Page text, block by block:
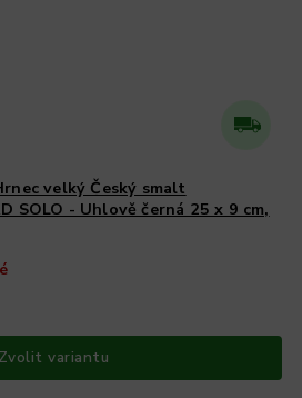
velký Český smalt
SOLO - Uhlově černá 25 x 9 cm,
Zvolit variantu